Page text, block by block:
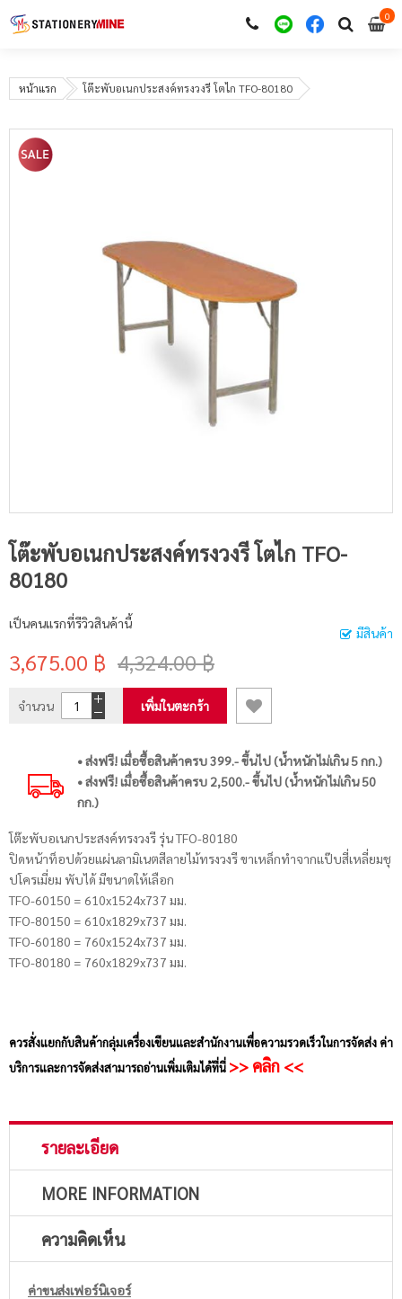
00
หน้าแรก โต๊ะพับอเนกประสงค์ทรงวงรี โตไก TFO-80180
โต๊ะพับอเนกประสงค์ทรงวงรี โตไก TFO-
80180
มีสินค้า
เป็นคนแรกที่รีวิวสินค้านี้
3,675.00 ฿ 4,324.00 ฿
จำนวน เพิ่มในตะกร้า
• ส่งฟรี! เมื่อซื้อสินค้าครบ 399.- ขึ้นไป (น้ำหนักไม่เกิน 5 กก.)
• ส่งฟรี! เมื่อซื้อสินค้าครบ 2,500.- ขึ้นไป (น้ำหนักไม่เกิน 50
กก.)
โต๊ะพับอเนกประสงค์ทรงวงรี รุ่น TFO-80180
ปิดหน้าท็อปด้วยแผ่นลามิเนตสีลายไม้ทรงวงรี ขาเหล็กทำจากแป๊บสี่เหลี่ยมชุ
ปโครเมี่ยม พับได้ มีขนาดให้เลือก
TFO-60150 = 610x1524x737 มม.
TFO-80150 = 610x1829x737 มม.
TFO-60180 = 760x1524x737 มม.
TFO-80180 = 760x1829x737 มม.
ควรสั่งแยกกับสินค้ากลุ่มเครื่องเขียนและสำนักงานเพื่อความรวดเร็วในการจัดส่ง ค่า
บริการและการจัดส่งสามารถอ่านเพิ่มเติมได้ที่นี่ >> คลิก <<
รายละเอียด
MORE INFORMATION
ความคิดเห็น
ค่าขนส่งเฟอร์นิเจอร์